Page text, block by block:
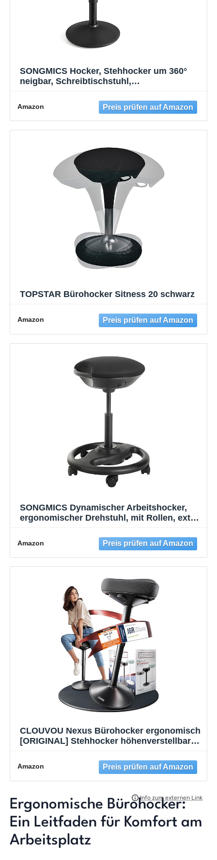
SONGMICS Hocker, Stehhocker um 360°
neigbar, Schreibtischstuhl,
Anti-Rutsch, modern, schwarz OSC008B01
Amazon
TOPSTAR Bürohocker Sitness 20 schwarz
Amazon
SONGMICS Dynamischer Arbeitshocker,
ergonomischer Drehstuhl, mit Rollen, extra
höhenverstellbar, Dicke Polsterung,
Schwarz OSC06BK
Amazon
CLOUVOU Nexus Bürohocker ergonomisch
[ORIGINAL] Stehhocker höhenverstellbar
Hocker Büro - Wackelhocker zur Stärkung
des Rückens - Ergonomische Stehhilfe
Büro
Amazon
Ergonomische Bürohocker:
Ein ⁣Leitfaden für Komfort am
Arbeitsplatz